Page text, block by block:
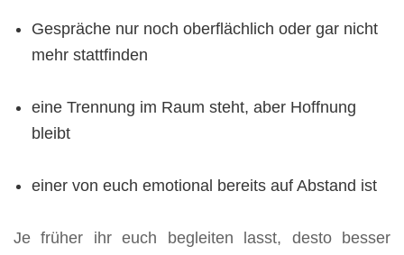
Gespräche nur noch oberflächlich oder gar nicht
mehr stattfinden
eine Trennung im Raum steht, aber Hoffnung
bleibt
einer von euch emotional bereits auf Abstand ist
Je früher ihr euch begleiten lasst, desto besser